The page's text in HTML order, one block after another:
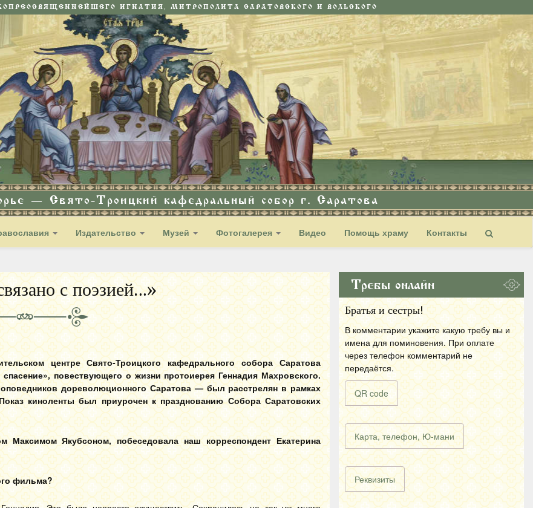
ИГНАТИЯ, МИТРОПОЛИТА САРАТОВСКОГО И ВОЛЬСКОГО
— Свято-Троицкий кафедральный собор г. Саратова
Издательство Музей Фотогалерея Видео Помощь храму Контакты
с поэзией…»
центре Свято-Троицкого кафедрального собора Саратова
повествующего о жизни протоиерея Геннадия Махровского.
дореволюционного Саратова — был расстрелян в рамках
киноленты был приурочен к празднованию Собора Саратовских
Максимом Якубсоном, побеседовала наш корреспондент Екатерина
фильма?
Требы онлайн
Братья и сестры!
В комментарии укажите какую требу вы и
имена для поминовения. При оплате
через телефон комментарий не
передаётся.
QR code
Карта, телефон, Ю-мани
Реквизиты